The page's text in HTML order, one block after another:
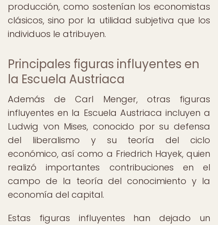
producción, como sostenían los economistas
clásicos, sino por la utilidad subjetiva que los
individuos le atribuyen.
Principales figuras influyentes en
la Escuela Austriaca
Además de Carl Menger, otras figuras
influyentes en la Escuela Austriaca incluyen a
Ludwig von Mises, conocido por su defensa
del liberalismo y su teoría del ciclo
económico, así como a Friedrich Hayek, quien
realizó importantes contribuciones en el
campo de la teoría del conocimiento y la
economía del capital.
Estas figuras influyentes han dejado un